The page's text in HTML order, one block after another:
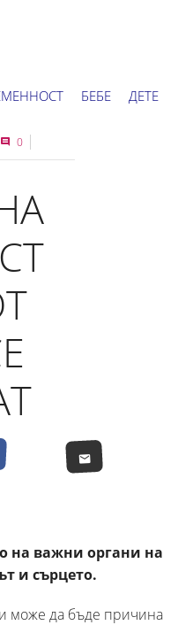
БЕБЕ ДЕТЕ
ХОРОСКОП
0
на важни органи на
и сърцето.
може да бъде причина